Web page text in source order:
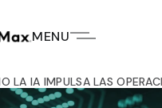
MENU
LA IA IMPULSA LAS